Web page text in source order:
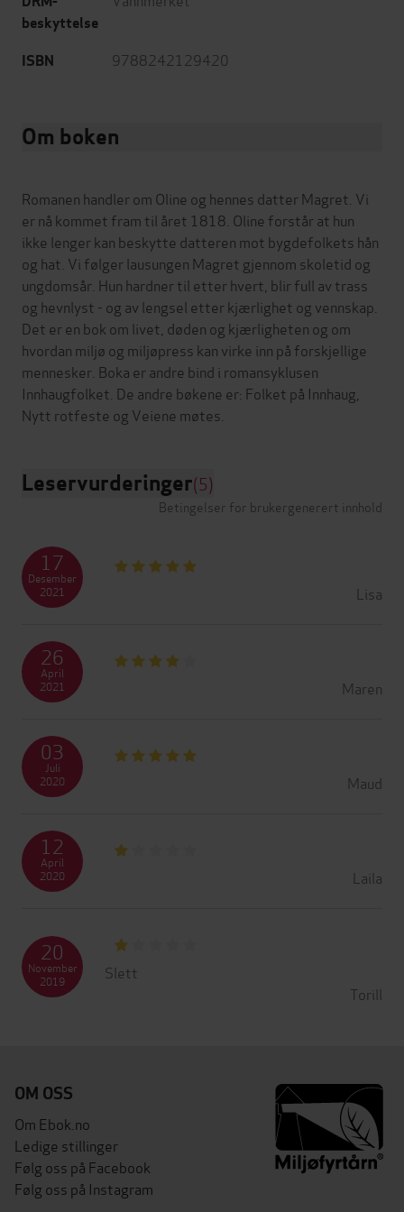
beskyttelse
ISBN 9788242129420
Om boken
Romanen handler om Oline og hennes datter Magret. Vi
er nå kommet fram til året 1818. Oline forstår at hun
ikke lenger kan beskytte datteren mot bygdefolkets hån
og hat. Vi følger lausungen Magret gjennom skoletid og
ungdomsår. Hun hardner til etter hvert, blir full av trass
og hevnlyst - og av lengsel etter kjærlighet og vennskap.
Det er en bok om livet, døden og kjærligheten og om
hvordan miljø og miljøpress kan virke inn på forskjellige
mennesker. Boka er andre bind i romansyklusen
Innhaugfolket. De andre bøkene er: Folket på Innhaug,
Leservurderinger(5)
Betingelser for brukergenerert innhold
Lisa
17
Desember
2021
Maren
26
April
2021
Maud
03
Juli
2020
Laila
12
April
2020
Slett
Torill
20
November
2019
OM OSS
Om Ebok.no
Ledige stillinger
Følg oss på Facebook
Følg oss på Instagram